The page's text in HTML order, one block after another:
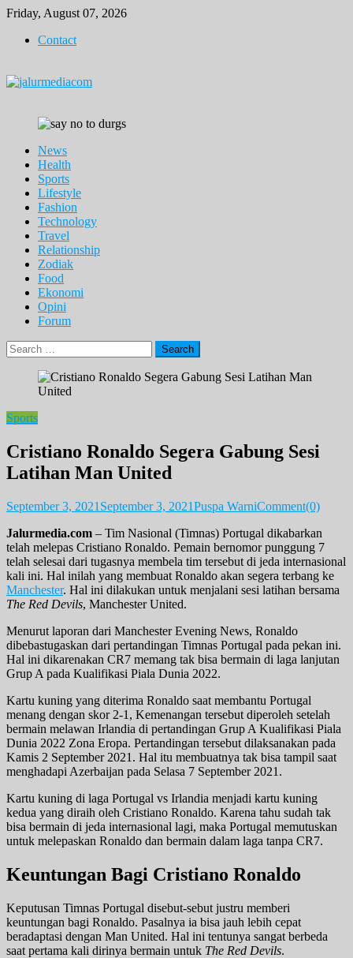
Skip
content
Friday, August 07, 2026
Contact
News
Health
Sports
Lifestyle
Fashion
Technology
Travel
Relationship
Zodiak
Food
Ekonomi
Opini
Forum
Search
for:
Sports
Cristiano Ronaldo Segera Gabung Sesi
Latihan Man United
September 3, 2021 September 3, 2021Puspa WarniComment(0)
Jalurmedia.com – Tim Nasional (Timnas) Portugal dikabarkan
telah melepas Cristiano Ronaldo. Pemain bernomor punggung 7
telah selesai dari tugasnya membela tim tersebut di jeda internasional
kali ini. Hal inilah yang membuat Ronaldo akan segera terbang ke
Manchester. Hal ini dilakukan untuk menjalani sesi latihan bersama
The Red Devils, Manchester United.
Menurut laporan dari Manchester Evening News, Ronaldo
dibebastugaskan dari pertandingan Timnas Portugal pada pekan ini.
Hal ini dikarenakan CR7 memang tak bisa bermain di laga lanjutan
Grup A pada Kualifikasi Piala Dunia 2022.
Kartu kuning yang diterima Ronaldo saat membantu Portugal
menang dengan skor 2-1, Kemenangan tersebut diperoleh setelah
bermain melawan Irlandia di pertandingan Grup A Kualifikasi Piala
Dunia 2022 Zona Eropa. Pertandingan tersebut dilaksanakan pada
Kamis 2 September 2021. Hal itu membuatnya tak bisa tampil saat
menghadapi Azerbaijan pada Selasa 7 September 2021.
Kartu kuning di laga Portugal vs Irlandia menjadi kartu kuning
kedua yang diraih oleh Cristiano Ronaldo. Karena tahu sudah tak
bisa bermain di jeda internasional lagi, maka Portugal memutuskan
untuk melepaskan Ronaldo dan bermain dalam laga tanpa CR7.
Keuntungan Bagi Cristiano Ronaldo
Keputusan Timnas Portugal disebut-sebut justru memberi
keuntungan bagi Ronaldo. Pasalnya ia bisa jauh lebih cepat
beradaptasi dengan Man United. Hal ini tentunya sangat berbeda
saat pertama kali dirinya bermain untuk The Red Devils.